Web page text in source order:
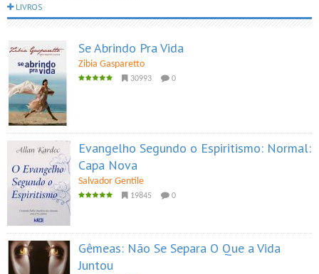
LIVROS
Se Abrindo Pra Vida
Zibia Gasparetto
30993 0
Evangelho Segundo o Espiritismo: Normal:
Capa Nova
Salvador Gentile
19845 0
Gêmeas: Não Se Separa O Que a Vida
Juntou